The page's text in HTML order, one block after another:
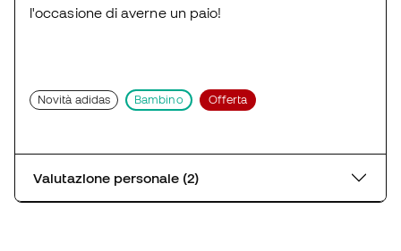
l'occasione di averne un paio!
Novità adidas Bambino Offerta
Valutazione personale (2)